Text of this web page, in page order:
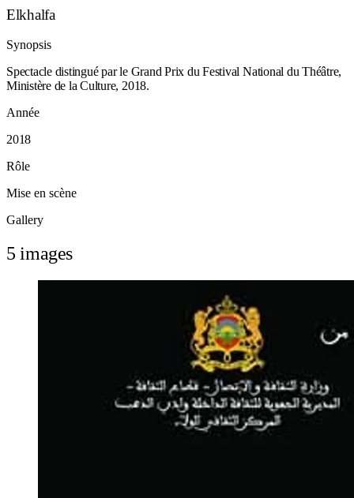
Elkhalfa
Synopsis
Spectacle distingué par le Grand Prix du Festival National du Théâtre,
Ministère de la Culture, 2018.
Année
2018
Rôle
Mise en scène
Gallery
5 images